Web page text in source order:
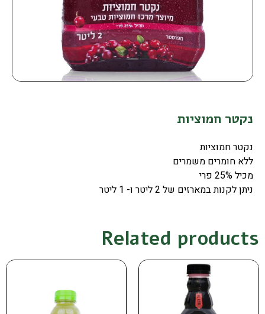
נקטר חמוציות
נקטר חמוציות
ללא חומרים משמרים
מכיל 25% פרי
ניתן לקנות במארזים של 2 ליטר ו- 1 ליטר
Related products